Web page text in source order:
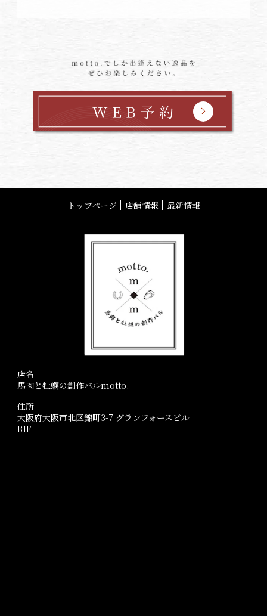
トップページ 店舗情報 最新情報
店名
馬肉と牡蠣の創作バルmotto.
住所
大阪府大阪市北区錦町3-7 グランフォースビル
B1F